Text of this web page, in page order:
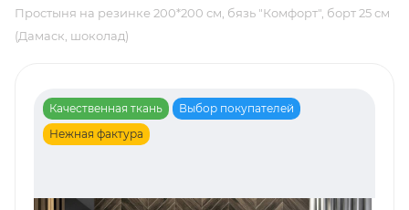
Простыня на резинке 200*200 см, бязь "Комфорт", борт 25 см
(Дамаск, шоколад)
Качественная ткань
Выбор покупателей
Нежная фактура